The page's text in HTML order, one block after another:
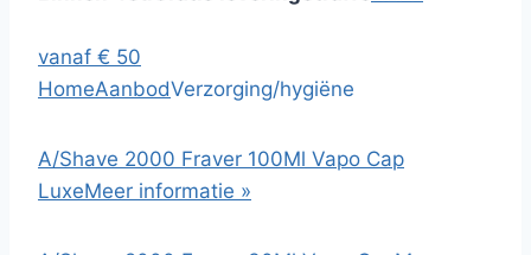
vanaf € 50
HomeAanbodVerzorging/hygiëne
A/Shave 2000 Fraver 100Ml Vapo Cap
LuxeMeer informatie »